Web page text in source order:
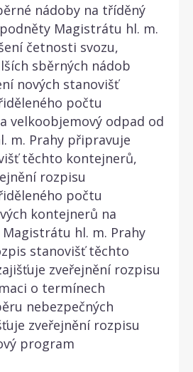
nádoby na tříděný
Magistrátu hl. m.
četnosti svozu,
sběrných nádob
nových stanovišť
počtu
velkoobjemový odpad od
m. Prahy připravuje
těchto kontejnerů,
rozpisu
počtu
kontejnerů na
hl. m. Prahy
stanovišť těchto
zveřejnění rozpisu
o termínech
nebezpečných
zveřejnění rozpisu
program